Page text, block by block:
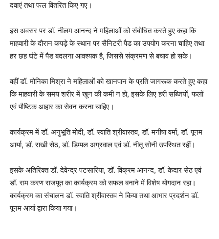
दवाएं तथा फल वितरित किए गए।
इस अवसर पर डॉ. नीलम आनन्द ने महिलाओं को संबोधित करते हुए कहा कि
माहवारी के दौरान कपड़े के स्थान पर सैनिटरी पैड का उपयोग करना चाहिए तथा
हर छह घंटे में पैड बदलना आवश्यक है, जिससे संक्रमण से बचाव हो सके।
वहीं डॉ. मोनिका मिश्रा ने महिलाओं को खानपान के प्रति जागरूक करते हुए कहा
कि माहवारी के समय शरीर में खून की कमी न हो, इसके लिए हरी सब्जियों, फलों
एवं पौष्टिक आहार का सेवन करना चाहिए।
कार्यक्रम में डॉ. अनुभूति मोदी, डॉ. स्वाति श्रीवास्तव, डॉ. मनीषा वर्मा, डॉ. पूनम
आर्या, डॉ. राखी सेठ, डॉ. डिम्पल अग्रवाल एवं डॉ. नीतू सोनी उपस्थित रहीं।
इसके अतिरिक्त डॉ. देवेन्द्र पटसारिया, डॉ. विक्रम आनन्द, डॉ. केदार सेठ एवं
डॉ. राम करण राजपूत का कार्यक्रम को सफल बनाने में विशेष योगदान रहा।
कार्यक्रम का संचालन डॉ. स्वाति श्रीवास्तव ने किया तथा आभार प्रदर्शन डॉ.
पूनम आर्या द्वारा किया गया।